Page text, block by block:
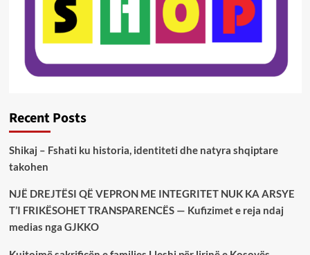
Recent Posts
Shikaj – Fshati ku historia, identiteti dhe natyra shqiptare
takohen
NJË DREJTËSI QË VEPRON ME INTEGRITET NUK KA ARSYE
T’I FRIKËSOHET TRANSPARENCËS — Kufizimet e reja ndaj
medias nga GJKKO